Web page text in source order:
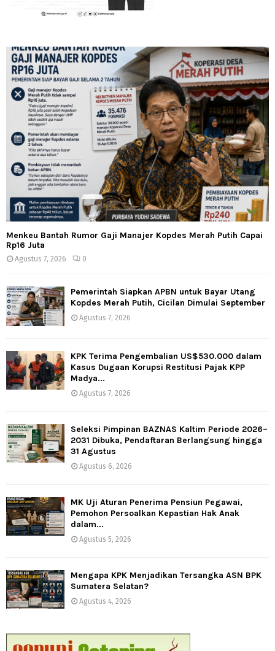
Menkeu Bantah Rumor Gaji Manajer Kopdes Merah Putih Capai
Rp16 Juta
Agustus 7, 2026 0
Pemerintah Siapkan APBN untuk Bayar Utang
Kopdes Merah Putih, Cicilan Dimulai September
Agustus 7, 2026
KPK Terima Pengembalian US$530.000 dalam
Kasus Dugaan Korupsi Restitusi Pajak KPP
Madya...
Agustus 7, 2026
Seleksi Pimpinan BAZNAS Kaltim Periode 2026–
2031 Dibuka, Pendaftaran Berlangsung hingga
31 Agustus
Agustus 6, 2026
MK Uji Aturan Penerima Pensiun Pegawai,
Pemohon Persoalkan Kepastian Hak Anak
dalam...
Agustus 5, 2026
Mengapa KPK Menjadikan Tersangka ASN BPK
Sumatera Selatan?
Agustus 4, 2026